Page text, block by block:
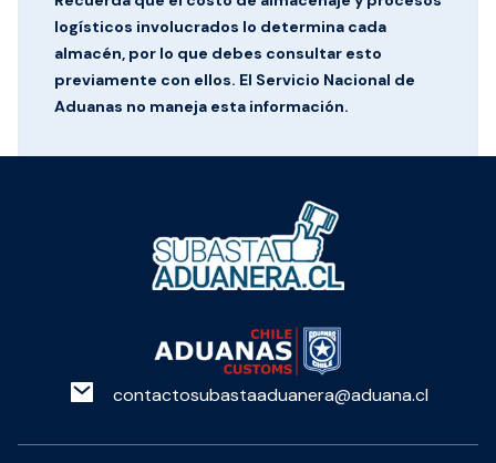
logísticos involucrados lo determina cada
almacén, por lo que debes consultar esto
previamente con ellos. El Servicio Nacional de
Aduanas no maneja esta información.
contactosubastaaduanera@aduana.cl